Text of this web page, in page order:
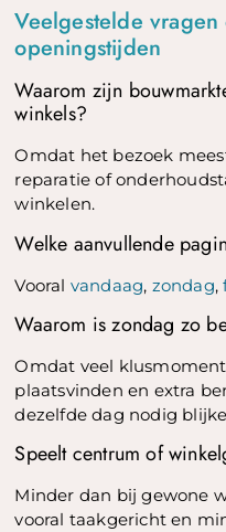
Veelgestelde
openingstijden
Waarom zijn
winkels?
Omdat het bezoek
reparatie of
winkelen.
Welke aanvullende
Vooral vandaag, zondag,
Waarom is zondag zo
Omdat veel
plaatsvinden en extra
dezelfde dag nodig
Speelt centrum of
Minder dan bij gewone
vooral taakgericht en